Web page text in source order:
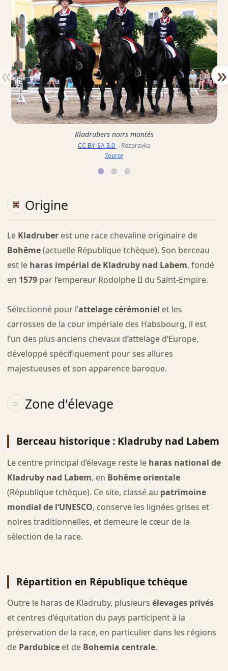
Kladrubers noirs montés
CC BY-SA 3.0– Rozpravka
Source
« »
Origine
Le Kladruberest une race chevaline originaire de
Bohême(actuelle République tchèque). Son berceau
est le haras impérial de Kladruby nad Labem, fondé
en 1579par l’empereur Rodolphe II du Saint-Empire.
Sélectionné pour l’attelage cérémoniel et les
carrosses de la cour impériale des Habsbourg, il est
l’un des plus anciens chevaux d’attelage d’Europe,
développé spécifiquement pour ses allures
majestueuses et son apparence baroque.
Zone d'élevage
Berceau historique : Kladruby nad Labem
Le centre principal d’élevage reste le haras national de
Kladruby nad Labem, en Bohême orientale
(République tchèque). Ce site, classé au patrimoine
mondial de l’UNESCO, conserve les lignées grises et
noires traditionnelles, et demeure le cœur de la
sélection de la race.
Répartition en République tchèque
Outre le haras de Kladruby, plusieurs élevages privés
et centres d’équitation du pays participent à la
préservation de la race, en particulier dans les régions
de Pardubiceet de Bohemia centrale.